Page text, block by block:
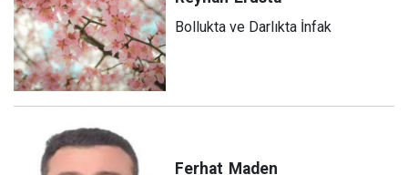
Bollukta ve Darlıkta İnfak
Ferhat Maden